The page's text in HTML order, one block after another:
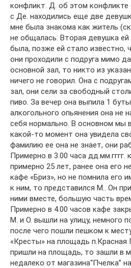
конфликт. Д. об этом конфликте
с Де. находились еще две
мне была знакома как житель
не общалась. Вторая девушка
была, позже ей стало известно,
они проходили с подруга мимо
основной зал, то никто из
ничего не говорил. Она с
зал, они сели за свободный
пиво. За вечер она выпила 1
алкогольного опьянения она не
себя нормально. В основном мы
какой-то момент она увидела
фамилию ее она не знает, они
Примерно в 3.00 часа дд.мм.гггг.
примерно 25 лет, ранее она его
кафе «Бриз», но не помнила его
к ним, то представился М.. Он
ними вместе, большую часть
Примерно в 4.00 часов кафе
М. и О. вышли на улицу, немного
после чего пошли пешком к
«Кресты» на площадь п.Красная
пришли на площадь, то зашли в
недалеко от магазина“Пчелка”